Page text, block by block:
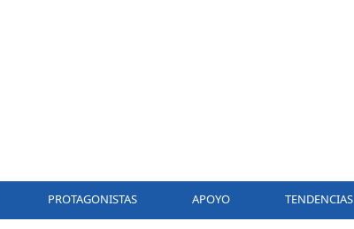
PROTAGONISTAS APOYO TENDENCIAS